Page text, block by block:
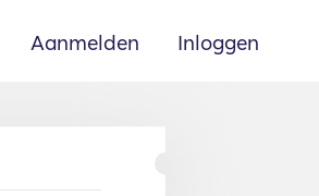
Aanmelden Inloggen